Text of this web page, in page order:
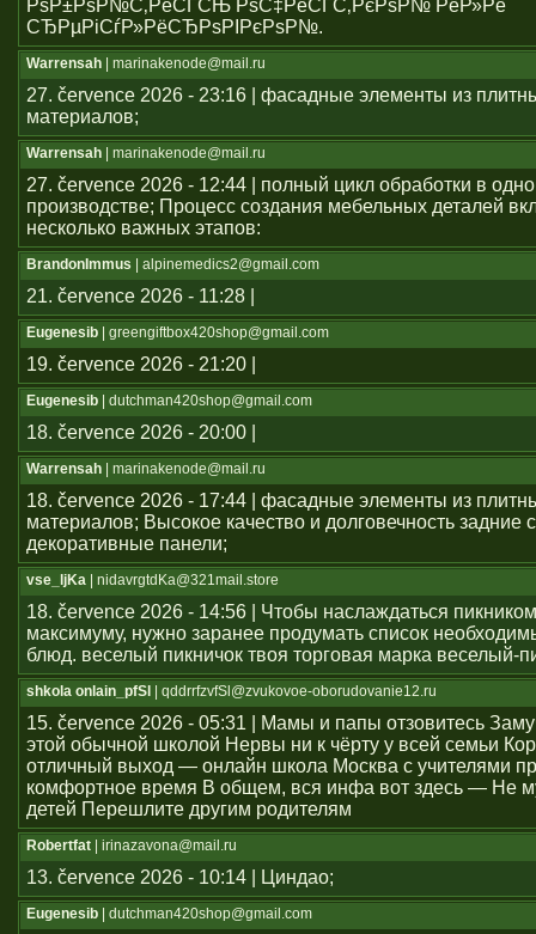
РѕР±РѕР№С‚РёСЃСЊ РѕС‡РёСЃС‚РєРѕР№ РёР»Рё
СЂРµРіСѓР»РёСЂРѕРІРєРѕР№.
Warrensah | marinakenode@mail.ru
27. července 2026 - 23:16 | фасадные элементы из
материалов;
Warrensah | marinakenode@mail.ru
27. července 2026 - 12:44 | полный цикл обработки в
производстве; Процесс создания мебельных деталей
несколько важных этапов:
BrandonImmus | alpinemedics2@gmail.com
21. července 2026 - 11:28 |
Eugenesib | greengiftbox420shop@gmail.com
19. července 2026 - 21:20 |
Eugenesib | dutchman420shop@gmail.com
18. července 2026 - 20:00 |
Warrensah | marinakenode@mail.ru
18. července 2026 - 17:44 | фасадные элементы из
материалов; Высокое качество и долговечность задние
декоративные панели;
vse_ljKa | nidavrgtdKa@321mail.store
18. července 2026 - 14:56 | Чтобы наслаждаться
максимуму, нужно заранее продумать список
блюд. веселый пикничок твоя торговая марка веселый-
shkola onlain_pfSl | qddrrfzvfSl@zvukovoe-oborudovanie12.ru
15. července 2026 - 05:31 | Мамы и папы отзовитесь
этой обычной школой Нервы ни к чёрту у всей семьи
отличный выход — онлайн школа Москва с учителями
комфортное время В общем, вся инфа вот здесь — Не
детей Перешлите другим родителям
Robertfat | irinazavona@mail.ru
13. července 2026 - 10:14 | Циндао;
Eugenesib | dutchman420shop@gmail.com